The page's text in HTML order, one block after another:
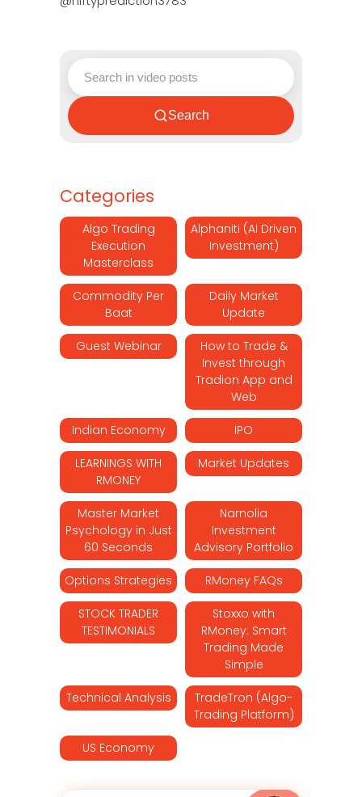
Search
Categories
Algo Trading
Execution
Masterclass
Alphaniti (AI Driven
Investment)
Commodity Per
Baat
Daily Market
Update
Guest Webinar
How to Trade &
Invest through
Tradion App and
Web
Indian Economy IPO
LEARNINGS WITH
RMONEY
Market Updates
Master Market
Psychology in Just
60 Seconds
Narnolia
Investment
Advisory Portfolio
Options Strategies RMoney FAQs
STOCK TRADER
TESTIMONIALS
Stoxxo with
RMoney: Smart
Trading Made
Simple
Technical Analysis
TradeTron (Algo-
Trading Platform)
US Economy